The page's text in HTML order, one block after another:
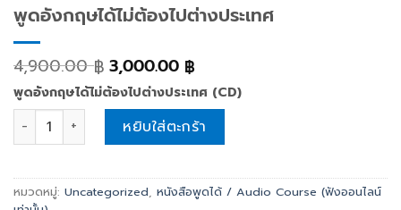
พูดอังกฤษได้ไม่ต้องไปต่างประเทศ
4,900.00฿ 3,000.00 ฿
พูดอังกฤษได้ไม่ต้องไปต่างประเทศ (CD)
พูดอังกฤษได้ไม่ต้องไปต่างประเทศ quantity
หยิบใส่ตะกร้า
หมวดหมู่: Uncategorized หนังสือพูดได้ / Audio Course (ฟังออนไลน์